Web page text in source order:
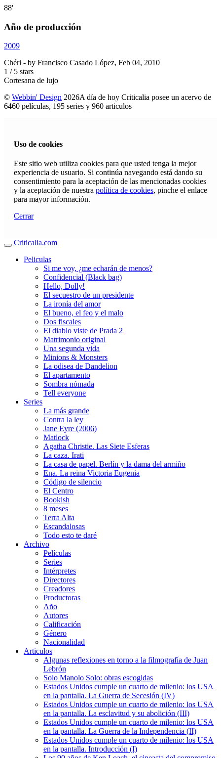
88'
Año de producción
2009
Chéri - by Francisco Casado López, Feb 04, 2010
1 / 5 stars
Cortesana de lujo
© Webbin' Design 2026A día de hoy Criticalia posee un acervo de
6460 películas, 195 series y 960 articulos
Uso de cookies
Este sitio web utiliza cookies para que usted tenga la mejor
experiencia de usuario. Si continúa navegando está dando su
consentimiento para la aceptación de las mencionadas cookies
y la aceptación de nuestra política de cookies, pinche el enlace
para mayor información.
Cerrar
Criticalia.com
Peliculas
Si me voy, ¿me echarán de menos?
Confidencial (Black bag)
Hello, Dolly!
El secuestro de un presidente
La ironía del amor
El bueno, el feo y el malo
Dos fiscales
El diablo viste de Prada 2
Matrimonio original
Una segunda vida
Minions & Monsters
La odisea de Dandelion
El apartamento
Sombra nómada
Tell everyone
Series
La más grande
Contra la ley
Jane Eyre (2006)
Matlock
Agatha Christie. Las Siete Esferas
La caza. Irati
La casa de papel. Berlín y la dama del armiño
Ena. La reina Victoria Eugenia
Código de silencio
El Centro
Bookish
8 meses
Terra Alta
Escandalosas
Todo esto te daré
Archivo
Películas
Series
Intérpretes
Directores
Creadores
Productoras
Año
Autores
Calificación
Género
Nacionalidad
Articulos
Algunas reflexiones en torno a la filmografía de Juan
Lebrón
Solo Manolo Solo: obras escogidas
Estados Unidos cumple un cuarto de milenio: los USA
en la pantalla. La Guerra de Secesión (IV)
Estados Unidos cumple un cuarto de milenio: los USA
en la pantalla. La esclavitud y su abolición (III)
Estados Unidos cumple un cuarto de milenio: los USA
en la pantalla. La Guerra de la Independencia (II)
Estados Unidos cumple un cuarto de milenio: los USA
en la pantalla. Introducción (I)